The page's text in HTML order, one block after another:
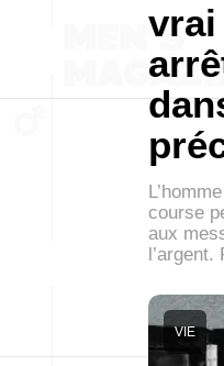
vrai
course
aux
VIE